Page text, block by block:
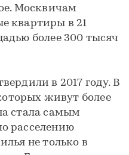
Москвичам
квартиры в 21
более 300 тысяч
в 2017 году. В
живут более
стала самым
расселению
не только в